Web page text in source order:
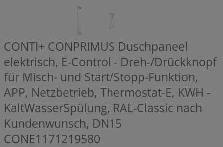
CONTI+ CONPRIMUS Duschpaneel
elektrisch, E-Control - Dreh-/Drückknopf
für Misch- und Start/Stopp-Funktion,
APP, Netzbetrieb, Thermostat-E, KWH -
KaltWasserSpülung, RAL-Classic nach
Kundenwunsch, DN15
CONE1171219580